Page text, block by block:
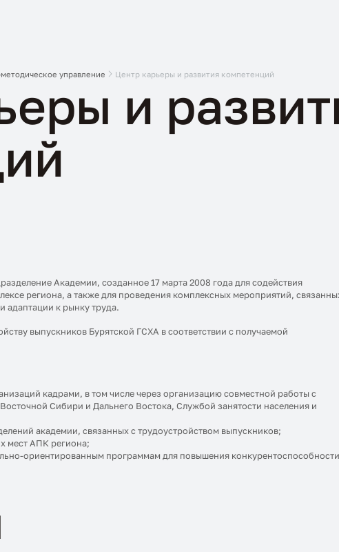
управление Центр карьеры и развития компетенций
и
Академии, созданное 17 марта 2008 года для содействия
региона, а также для проведения комплексных мероприятий,
адаптации к рынку труда.
выпускников Бурятской ГСХА в соответствии с получаемой
кадрами, в том числе через организацию совместной работы с
Сибири и Дальнего Востока, Службой занятости населения и
академии, связанных с трудоустройством выпускников;
мест АПК региона;
ориентированным программам для повышения конкурентоспособности